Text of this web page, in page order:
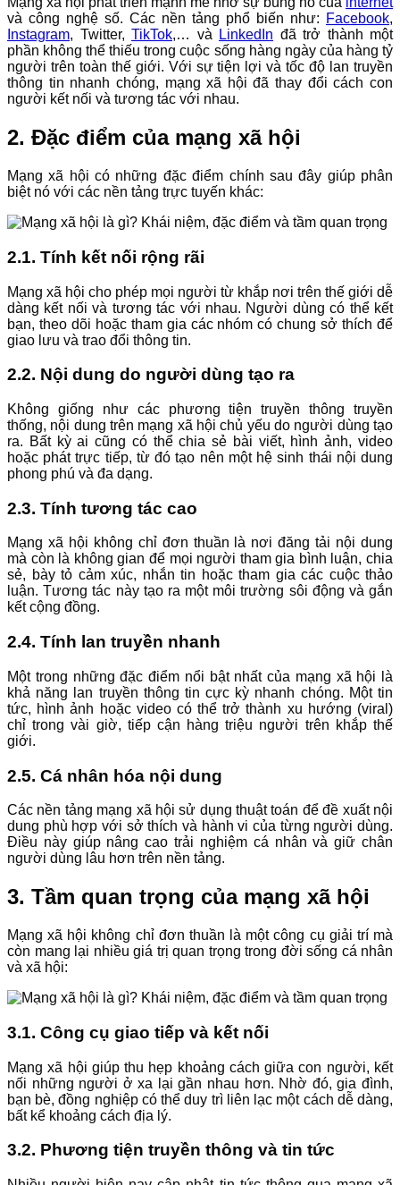
và công nghệ số. Các nền tảng phổ biến như: Facebook,
Instagram, Twitter, TikTok,… và LinkedIn đã trở thành một
phần không thể thiếu trong cuộc sống hàng ngày của hàng tỷ
người trên toàn thế giới. Với sự tiện lợi và tốc độ lan truyền
thông tin nhanh chóng, mạng xã hội đã thay đổi cách con
người kết nối và tương tác với nhau.
2. Đặc điểm của mạng xã hội
Mạng xã hội có những đặc điểm chính sau đây giúp phân
biệt nó với các nền tảng trực tuyến khác:
2.1. Tính kết nối rộng rãi
Mạng xã hội cho phép mọi người từ khắp nơi trên thế giới dễ
dàng kết nối và tương tác với nhau. Người dùng có thể kết
bạn, theo dõi hoặc tham gia các nhóm có chung sở thích để
giao lưu và trao đổi thông tin.
2.2. Nội dung do người dùng tạo ra
Không giống như các phương tiện truyền thông truyền
thống, nội dung trên mạng xã hội chủ yếu do người dùng tạo
ra. Bất kỳ ai cũng có thể chia sẻ bài viết, hình ảnh, video
hoặc phát trực tiếp, từ đó tạo nên một hệ sinh thái nội dung
phong phú và đa dạng.
2.3. Tính tương tác cao
Mạng xã hội không chỉ đơn thuần là nơi đăng tải nội dung
mà còn là không gian để mọi người tham gia bình luận, chia
sẻ, bày tỏ cảm xúc, nhắn tin hoặc tham gia các cuộc thảo
luận. Tương tác này tạo ra một môi trường sôi động và gắn
kết cộng đồng.
2.4. Tính lan truyền nhanh
Một trong những đặc điểm nổi bật nhất của mạng xã hội là
khả năng lan truyền thông tin cực kỳ nhanh chóng. Một tin
tức, hình ảnh hoặc video có thể trở thành xu hướng (viral)
chỉ trong vài giờ, tiếp cận hàng triệu người trên khắp thế
giới.
2.5. Cá nhân hóa nội dung
Các nền tảng mạng xã hội sử dụng thuật toán để đề xuất nội
dung phù hợp với sở thích và hành vi của từng người dùng.
Điều này giúp nâng cao trải nghiệm cá nhân và giữ chân
người dùng lâu hơn trên nền tảng.
3. Tầm quan trọng của mạng xã hội
Mạng xã hội không chỉ đơn thuần là một công cụ giải trí mà
còn mang lại nhiều giá trị quan trọng trong đời sống cá nhân
và xã hội:
3.1. Công cụ giao tiếp và kết nối
Mạng xã hội giúp thu hẹp khoảng cách giữa con người, kết
nối những người ở xa lại gần nhau hơn. Nhờ đó, gia đình,
bạn bè, đồng nghiệp có thể duy trì liên lạc một cách dễ dàng,
bất kể khoảng cách địa lý.
3.2. Phương tiện truyền thông và tin tức